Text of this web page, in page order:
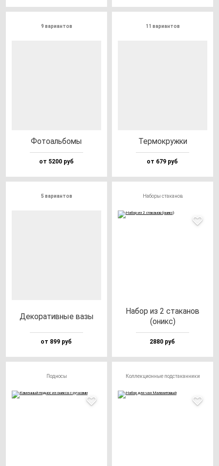
9 вариантов
Фото­аль­бо­мы
от 5200 руб
11 вариантов
Тер­мок­руж­ки
от 679 руб
5 вариантов
Деко­ра­тив­ные ва­зы
от 899 руб
Наборы стаканов
Набор из 2 ста­ка­нов
(оникс)
2880 руб
Подносы Коллекционные подстаканники